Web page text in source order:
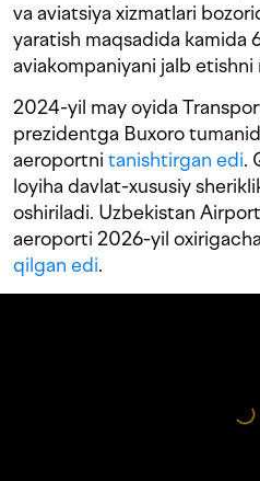
va aviatsiya xizmatlari
yaratish maqsadida kamida
aviakompaniyani jalb
2024-yil may oyida
prezidentga Buxoro
aeroportni tanishtirgan edi.
loyiha davlat-xususiy
oshiriladi. Uzbekistan
aeroporti 2026-yil
qilgan edi.